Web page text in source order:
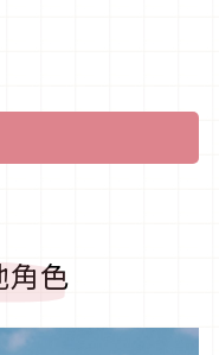
角色